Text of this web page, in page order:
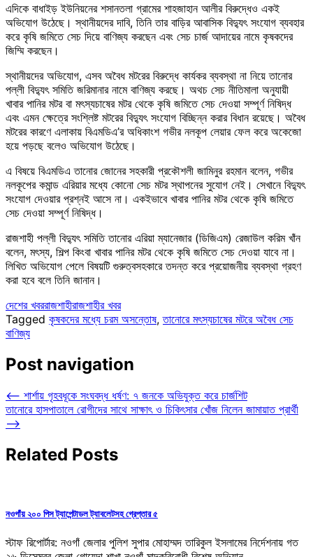
এদিকে বাধাইড় ইউনিয়নের শসানতলা গ্রামের শাহজাহান আলীর বিরুদ্ধেও একই
অভিযোগ উঠেছে। স্থানীয়দের দাবি, তিনি তার বাড়ির আবাসিক বিদ্যুৎ সংযোগ ব্যবহার
করে কৃষি জমিতে সেচ দিয়ে বাণিজ্য করছেন এবং সেচ চার্জ আদায়ের নামে কৃষকদের
জিম্মি করছেন।
স্থানীয়দের অভিযোগ, এসব অবৈধ মটরের বিরুদ্ধে কার্যকর ব্যবস্থা না নিয়ে তানোর
পল্লী বিদ্যুৎ সমিতি জরিমানার নামে বাণিজ্য করছে। অথচ সেচ নীতিমালা অনুযায়ী
খাবার পানির মটর বা মৎস্যচাষের মটর থেকে কৃষি জমিতে সেচ দেওয়া সম্পূর্ণ নিষিদ্ধ
এবং এমন ক্ষেত্রে সংশ্লিষ্ট মটরের বিদ্যুৎ সংযোগ বিচ্ছিন্ন করার বিধান রয়েছে। অবৈধ
মটরের কারণে এলাকায় বিএমডিএ’র অধিকাংশ গভীর নলকূপ লেয়ার ফেল করে অকেজো
হয়ে পড়ছে বলেও অভিযোগ উঠেছে।
এ বিষয়ে বিএমডিএ তানোর জোনের সহকারী প্রকৌশলী জামিনুর রহমান বলেন, গভীর
নলকূপের কমান্ড এরিয়ার মধ্যে কোনো সেচ মটর স্থাপনের সুযোগ নেই। সেখানে বিদ্যুৎ
সংযোগ দেওয়ার প্রশ্নই আসে না। একইভাবে খাবার পানির মটর থেকে কৃষি জমিতে
সেচ দেওয়া সম্পূর্ণ নিষিদ্ধ।
রাজশাহী পল্লী বিদ্যুৎ সমিতি তানোর এরিয়া ম্যানেজার (ডিজিএম) রেজাউল করিম খাঁন
বলেন, মৎস্য, শিল্প কিংবা খাবার পানির মটর থেকে কৃষি জমিতে সেচ দেওয়া যাবে না।
লিখিত অভিযোগ পেলে বিষয়টি গুরুত্বসহকারে তদন্ত করে প্রয়োজনীয় ব্যবস্থা গ্রহণ
করা হবে বলে তিনি জানান।
দেশের খবররাজশাহীরাজশাহীর খবর
Tagged কৃষকদের মধ্যে চরম অসন্তোষ,তানোরে মৎস্যচাষের মটরে অবৈধ সেচ
বাণিজ্য
Post navigation
⟵ শার্শায় গৃহবধূকে সংঘবদ্ধ ধর্ষণ: ৭ জনকে অভিযুক্ত করে চার্জশিট
তানোরে হাসপাতালে রোগীদের সাথে সাক্ষাৎ ও চিকিৎসার খোঁজ নিলেন জামায়াত প্রার্থী
⟶
Related Posts
নওগাঁয় ২০০ পিস ট্যাপেন্টাডল ট্যাবলেটসহ গ্রেপ্তার ৫
স্টাফ রিপোর্টার: নওগাঁ জেলার পুলিশ সুপার মোহাম্মদ তারিকুল ইসলামের নির্দেশনায় গত